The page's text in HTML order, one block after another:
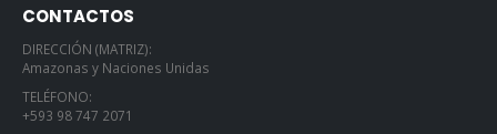
CONTACTOS
DIRECCIÓN (MATRIZ):
Amazonas y Naciones Unidas
TELÉFONO:
+593 98 747 2071